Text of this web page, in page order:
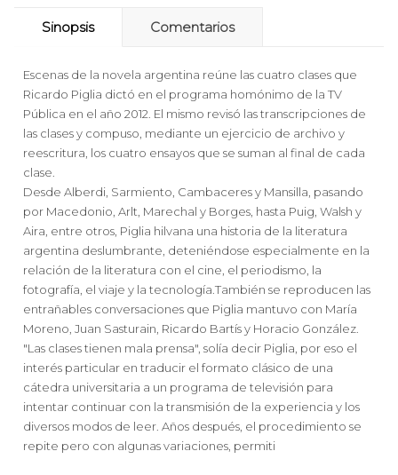
Sinopsis Comentarios
Escenas de la novela argentina reúne las cuatro clases que
Ricardo Piglia dictó en el programa homónimo de la TV
Pública en el año 2012. El mismo revisó las transcripciones de
las clases y compuso, mediante un ejercicio de archivo y
reescritura, los cuatro ensayos que se suman al final de cada
clase.
Desde Alberdi, Sarmiento, Cambaceres y Mansilla, pasando
por Macedonio, Arlt, Marechal y Borges, hasta Puig, Walsh y
Aira, entre otros, Piglia hilvana una historia de la literatura
argentina deslumbrante, deteniéndose especialmente en la
relación de la literatura con el cine, el periodismo, la
fotografía, el viaje y la tecnología.También se reproducen las
entrañables conversaciones que Piglia mantuvo con María
Moreno, Juan Sasturain, Ricardo Bartís y Horacio González.
"Las clases tienen mala prensa", solía decir Piglia, por eso el
interés particular en traducir el formato clásico de una
cátedra universitaria a un programa de televisión para
intentar continuar con la transmisión de la experiencia y los
diversos modos de leer. Años después, el procedimiento se
repite pero con algunas variaciones, permiti